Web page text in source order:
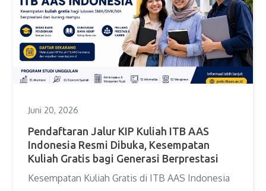
Juni 20, 2026
Pendaftaran Jalur KIP Kuliah ITB AAS
Indonesia Resmi Dibuka, Kesempatan
Kuliah Gratis bagi Generasi Berprestasi
Kesempatan Kuliah Gratis di ITB AAS Indonesia